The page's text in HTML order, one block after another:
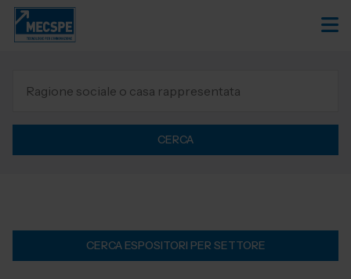
CERCA
CERCA ESPOSITORI PER SETTORE